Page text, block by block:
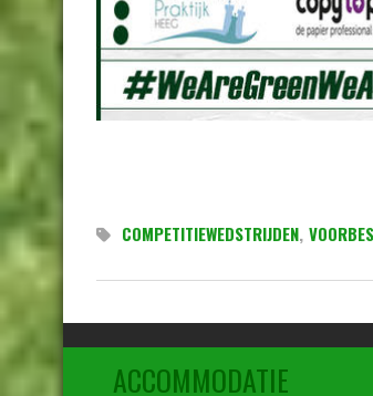
COMPETITIEWEDSTRIJDEN,
ACCOMMODATIE